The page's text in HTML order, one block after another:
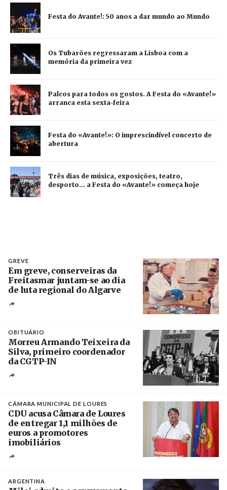
Festa do Avante!: 50 anos a dar mundo ao Mundo
Os Tubarões regressaram a Lisboa com a
memória da primeira vez
Palcos para todos os gostos. A Festa do «Avante!»
arranca esta sexta-feira
Festa do «Avante!»: O imprescindível concerto de
abertura
Três dias de música, exposições, teatro,
desporto... a Festa do «Avante!» começa hoje
GREVE
Em greve, conserveiras da
Freitasmar juntam-se ao dia
de luta regional do Algarve
OBITUÁRIO
Morreu Armando Teixeira da
Silva, primeiro coordenador
da CGTP-IN
CÂMARA MUNICIPAL DE LOURES
CDU acusa Câmara de Loures
de entregar 1,1 milhões de
euros a promotores
imobiliários
ARGENTINA